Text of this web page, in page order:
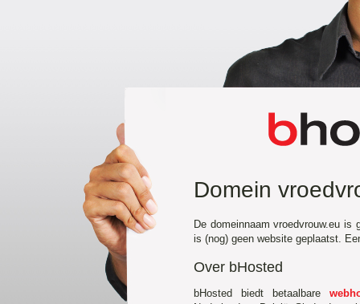
Domein
De domeinnaam vroedvrouw.eu
is (nog) geen website geplaatst.
Over bHosted
bHosted biedt betaalbare